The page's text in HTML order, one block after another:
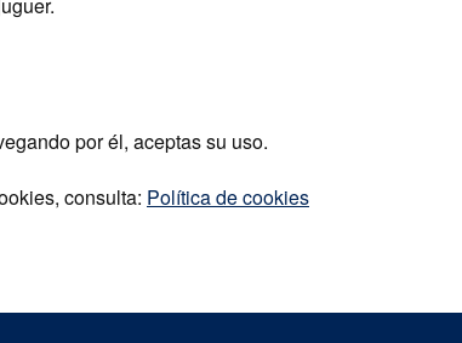
por él, aceptas su uso.
consulta: Política de cookies